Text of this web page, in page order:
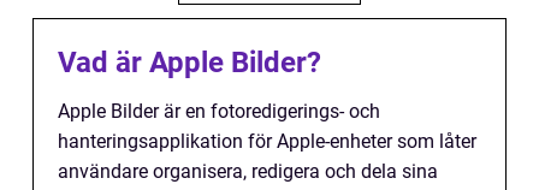
Vad är Apple Bilder?
Apple Bilder är en fotoredigerings- och
hanteringsapplikation för Apple-enheter som låter
användare organisera, redigera och dela sina